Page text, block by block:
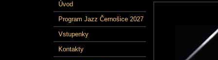
Úvod
Program Jazz Černošice 2027
Vstupenky
Kontakty